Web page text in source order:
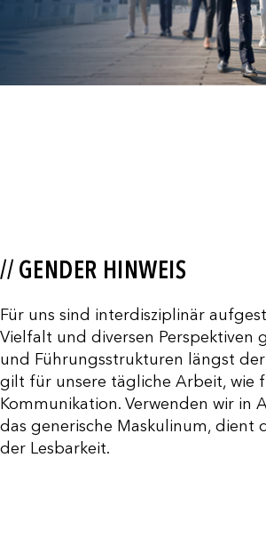
// GENDER HINWEIS
Für uns sind interdisziplinär
Vielfalt und diversen Perspektiven
und Führungsstrukturen längst
gilt für unsere tägliche Arbeit, wie
Kommunikation. Verwenden wir in
das generische Maskulinum, dient
der Lesbarkeit.